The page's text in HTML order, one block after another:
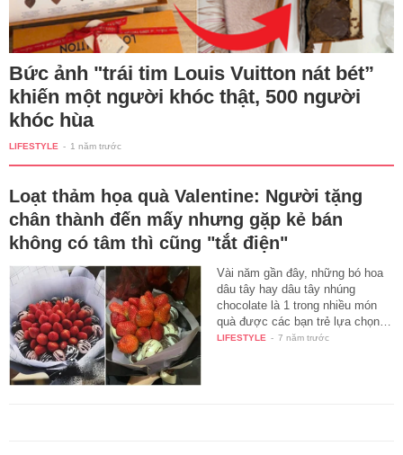
Bức ảnh "trái tim Louis Vuitton nát bét”
khiến một người khóc thật, 500 người
khóc hùa
LIFESTYLE - 1 năm trước
Loạt thảm họa quà Valentine: Người tặng
chân thành đến mấy nhưng gặp kẻ bán
không có tâm thì cũng "tắt điện"
Vài năm gần đây, những bó hoa
dâu tây hay dâu tây nhúng
chocolate là 1 trong nhiều món
quà được các bạn trẻ lựa chọn…
LIFESTYLE - 7 năm trước